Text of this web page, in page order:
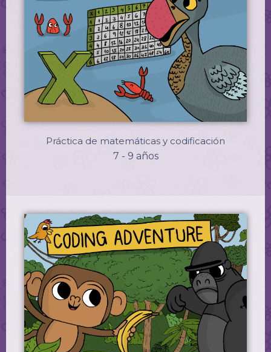
Práctica de matemáticas y codificación
7 - 9 años